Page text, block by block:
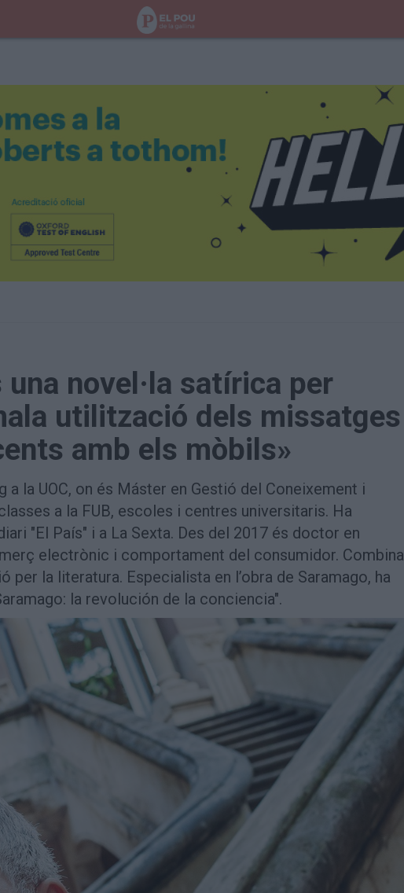
una novel·la satírica per
utilització dels missatges
amb els mòbils»
la UOC, on és Máster en Gestió del Coneixement i
a la FUB, escoles i centres universitaris. Ha
"El País" i a La Sexta. Des del 2017 és doctor en
electrònic i comportament del consumidor. Combina
la literatura. Especialista en l’obra de Saramago, ha
la revolución de la conciencia".